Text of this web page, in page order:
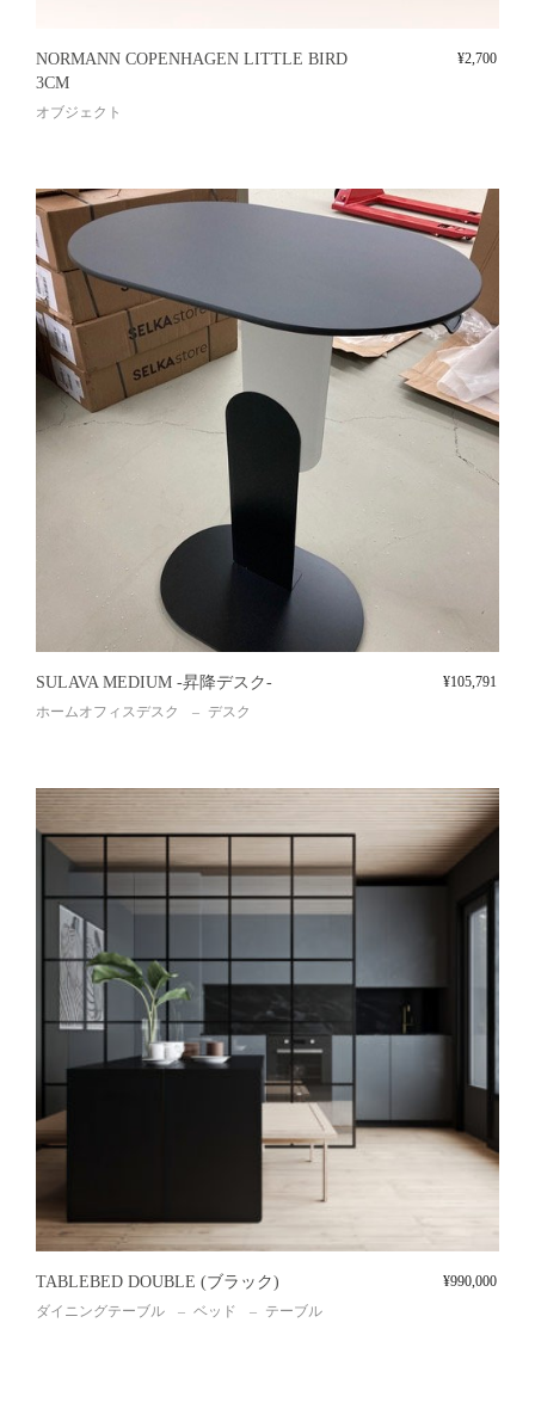
NORMANN COPENHAGEN LITTLE BIRD
3CM
オブジェクト
¥2,700
SULAVA MEDIUM -昇降デスク-
ホームオフィスデスク デスク
¥105,791
TABLEBED DOUBLE (ブラック)
ダイニングテーブル ベッド テーブル
¥990,000